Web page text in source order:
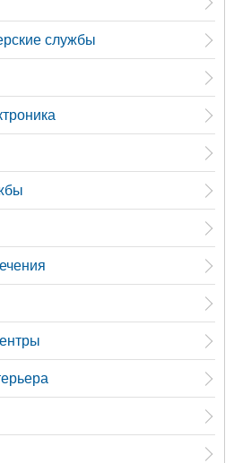
службы